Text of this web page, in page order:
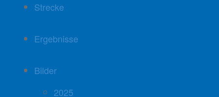
Strecke
Ergebnisse
Bilder
2025